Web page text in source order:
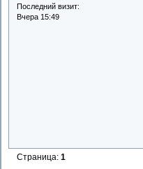
Последний визит:
Вчера 15:49
Страница:1